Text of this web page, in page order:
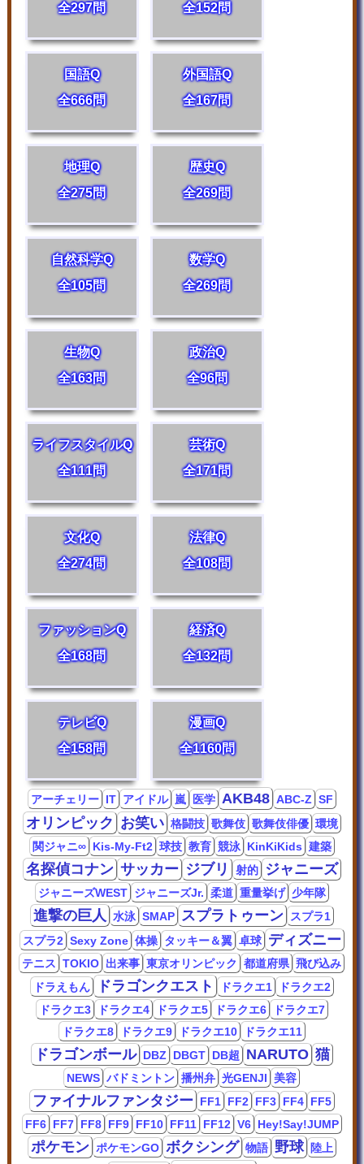
全297問
全152問
国語Q
全666問
外国語Q
全167問
地理Q
全275問
歴史Q
全269問
自然科学Q
全105問
数学Q
全269問
生物Q
全163問
政治Q
全96問
ライフスタイルQ
全111問
芸術Q
全171問
文化Q
全274問
法律Q
全108問
ファッションQ
全168問
経済Q
全132問
テレビQ
全158問
漫画Q
全1160問
アーチェリー IT アイドル 嵐 医学 AKB48 ABC-Z SF
オリンピック お笑い 格闘技 歌舞伎 歌舞伎俳優 環境
関ジャニ∞ Kis-My-Ft2 球技 教育 競泳 KinKiKids 建築
名探偵コナン サッカー ジブリ 射的 ジャニーズ
ジャニーズWEST ジャニーズJr. 柔道 重量挙げ 少年隊
進撃の巨人 水泳 SMAP スプラトゥーン
スプラ1
スプラ2 Sexy Zone 体操 タッキー＆翼 卓球 ディズニー
テニス TOKIO 出来事 東京オリンピック 都道府県 飛び込み
ドラえもん
ドラゴンクエスト ドラクエ1
ドラクエ2
ドラクエ3
ドラクエ4 ドラクエ5 ドラクエ6
ドラクエ7
ドラクエ8
ドラクエ9 ドラクエ10 ドラクエ11
ドラゴンボール DBZ DBGT DB超 NARUTO 猫
NEWS バドミントン 播州弁 光GENJI 美容
ファイナルファンタジー FF1 FF2 FF3 FF4 FF5
FF6 FF7 FF8 FF9 FF10 FF11 FF12 V6 Hey!Say!JUMP
ポケモン ポケモンGO ボクシング 物語 野球 陸上